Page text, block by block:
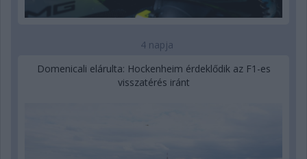
4 napja
Domenicali elárulta: Hockenheim érdeklődik az F1-es
visszatérés iránt